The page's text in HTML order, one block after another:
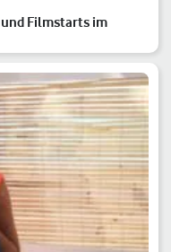
und Filmstarts im